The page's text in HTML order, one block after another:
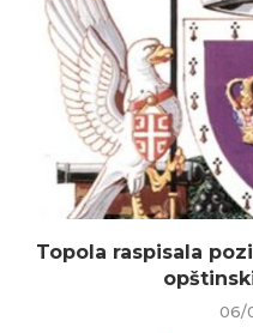
Topola raspisala
06/